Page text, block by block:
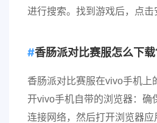
进行搜索。找到游戏后，点击
香肠派对比赛服怎么下
香肠派对比赛服在vivo手机上
开vivo手机自带的浏览器：确
连接网络，然后打开浏览器应